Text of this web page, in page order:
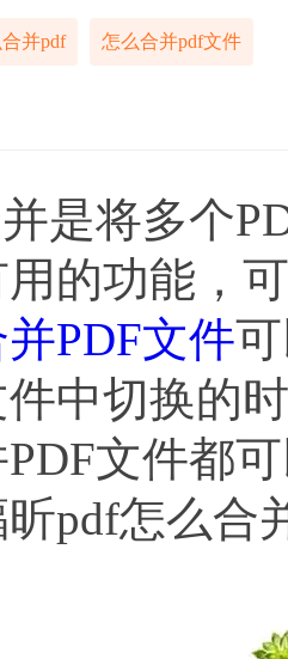
并pdf 怎么合并pdf文件
将多个
的功能，
PDF文件
中切换的
文件都
pdf怎么合